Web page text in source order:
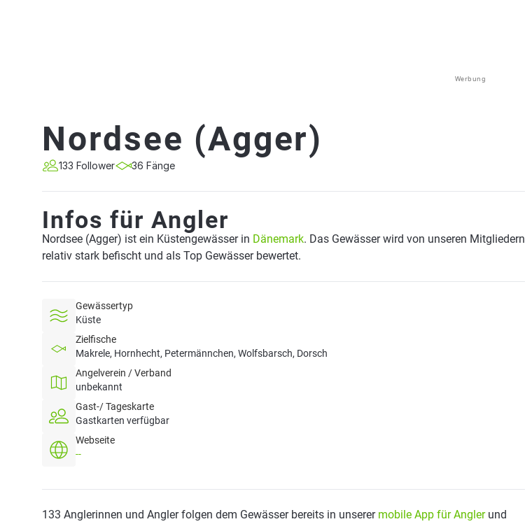
Werbung
Nordsee (Agger)
133 Follower 36 Fänge
Infos für Angler
Nordsee (Agger) ist ein Küstengewässer in Dänemark. Das Gewässer wird von unseren Mitgliedern
relativ stark befischt und als Top Gewässer bewertet.
Gewässertyp
Küste
Zielfische
Makrele, Hornhecht, Petermännchen, Wolfsbarsch, Dorsch
Angelverein / Verband
unbekannt
Gast-/ Tageskarte
Gastkarten verfügbar
Webseite
--
133 Anglerinnen und Angler folgen dem Gewässer bereits in unserer mobile App für Anglerund